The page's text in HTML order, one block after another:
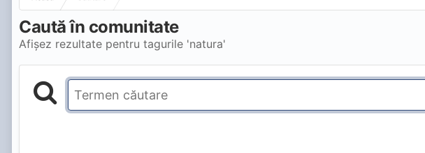
Caută în comunitate
Afișez rezultate pentru tagurile 'natura'